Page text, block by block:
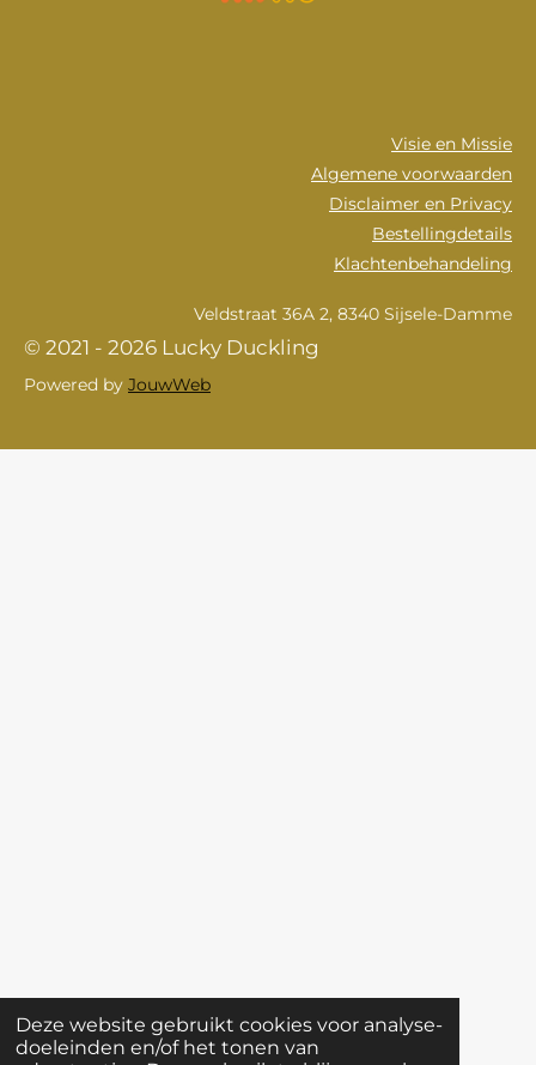
Deze website gebruikt cookies voor analyse-
doeleinden en/of het tonen van
Visie en Missie
Algemene voorwaarden
Disclaimer en Privacy
Bestellingdetails
Klachtenbehandeling
Veldstraat 36A 2, 8340 Sijsele-Damme
© 2021 - 2026 Lucky Duckling
Powered by JouwWeb